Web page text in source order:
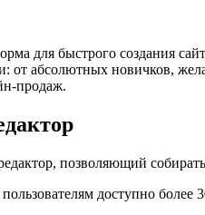
для быстрого создания
от абсолютных новичков,
продаж.
позволяющий
пользователям доступно более